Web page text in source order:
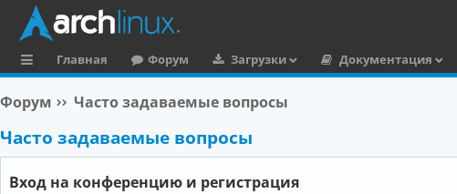
ы
л
Главная Форум Загрузки
Документация
Форум Часто задаваемые вопросы
Часто задаваемые вопросы
Вход на конференцию и регистрация